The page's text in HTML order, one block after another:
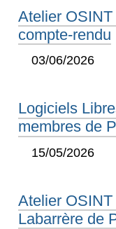
Atelier
compte-rendu
03/06/2026
Logiciels
membres de
15/05/2026
Atelier
Labarrère de